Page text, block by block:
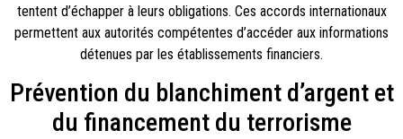
tentent d’échapper à leurs obligations. Ces accords internationaux
permettent aux autorités compétentes d’accéder aux informations
détenues par les établissements financiers.
Prévention du blanchiment d’argent et
du financement du terrorisme